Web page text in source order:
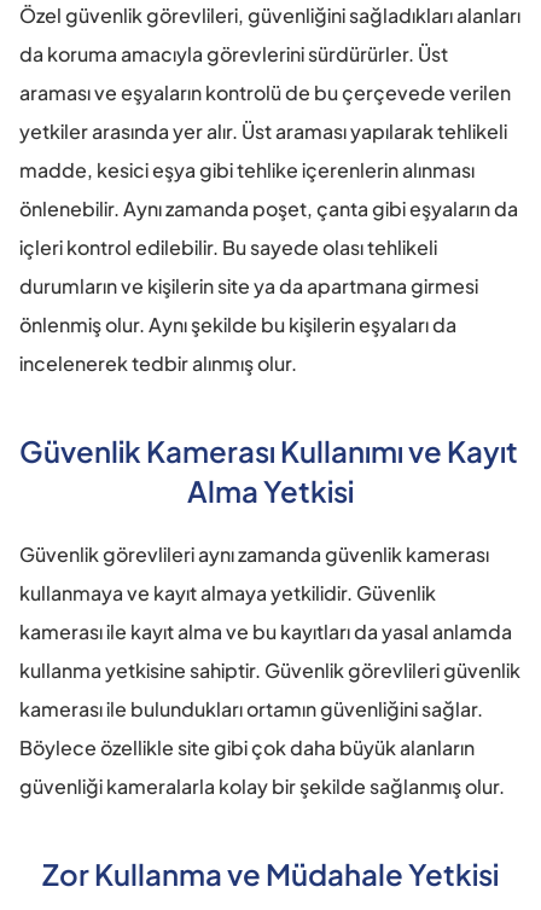
Özel güvenlik görevlileri, güvenliğini sağladıkları alanları
da koruma amacıyla görevlerini sürdürürler. Üst
araması ve eşyaların kontrolü de bu çerçevede verilen
yetkiler arasında yer alır. Üst araması yapılarak tehlikeli
madde, kesici eşya gibi tehlike içerenlerin alınması
önlenebilir. Aynı zamanda poşet, çanta gibi eşyaların da
içleri kontrol edilebilir. Bu sayede olası tehlikeli
durumların ve kişilerin site ya da apartmana girmesi
önlenmiş olur. Aynı şekilde bu kişilerin eşyaları da
incelenerek tedbir alınmış olur.
Güvenlik Kamerası Kullanımı ve Kayıt
Alma Yetkisi
Güvenlik görevlileri aynı zamanda güvenlik kamerası
kullanmaya ve kayıt almaya yetkilidir. Güvenlik
kamerası ile kayıt alma ve bu kayıtları da yasal anlamda
kullanma yetkisine sahiptir. Güvenlik görevlileri güvenlik
kamerası ile bulundukları ortamın güvenliğini sağlar.
Böylece özellikle site gibi çok daha büyük alanların
güvenliği kameralarla kolay bir şekilde sağlanmış olur.
Zor Kullanma ve Müdahale Yetkisi